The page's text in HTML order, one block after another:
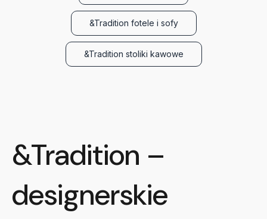
&Tradition fotele i sofy
&Tradition stoliki kawowe
&Tradition –
designerskie